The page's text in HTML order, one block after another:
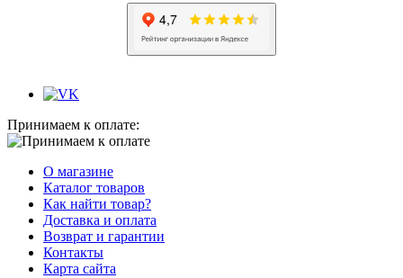
Принимаем к оплате:
О магазине
Каталог товаров
Как найти товар?
Доставка и оплата
Возврат и гарантии
Контакты
Карта сайта